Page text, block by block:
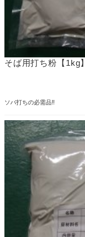
そば用打ち粉【1kg】
ソバ打ちの必需品!!